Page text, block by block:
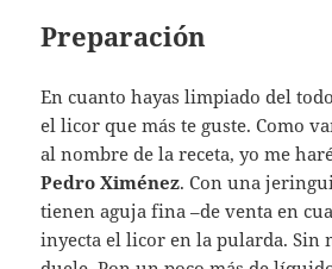
Preparación
En cuanto hayas limpiado del
el licor que más te guste. Como
al nombre de la receta, yo me
Pedro Ximénez. Con una
tienen aguja fina –de venta en
inyecta el licor en la pularda. Sin